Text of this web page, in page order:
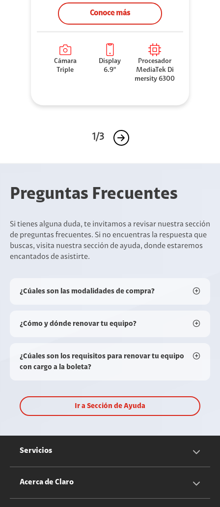
Conoce más
Cámara
Triple
Display
6.9"
Procesador
MediaTek Di
mersity 6300
1/3
Preguntas Frecuentes
Si tienes alguna duda, te invitamos a revisar nuestra sección
de preguntas frecuentes. Si no encuentras la respuesta que
buscas, visita nuestra sección de ayuda, donde estaremos
encantados de asistirte.
¿Cúales son las modalidades de compra?
¿Cómo y dónde renovar tu equipo?
¿Cúales son los requisitos para renovar tu equipo
con cargo a la boleta?
Ir a Sección de Ayuda
Servicios
Servicios Móviles
Acerca de Claro